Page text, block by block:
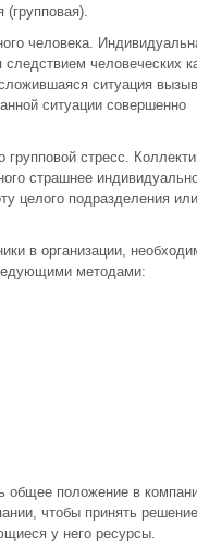
(групповая).
человека.
человеческих
ситуация
ситуации совершенно
групповой стресс.
страшнее
целого подразделения или
в организации,
методами:
общее положение в
чтобы принять
у него ресурсы.